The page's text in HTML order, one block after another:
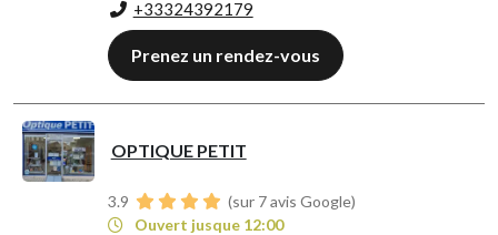
+33324392179
Prenez un rendez-vous
OPTIQUE PETIT
3.9
(sur 7 avis Google)
Ouvert jusque 12:00